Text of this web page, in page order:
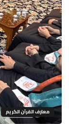
معارف القرآن الكريم